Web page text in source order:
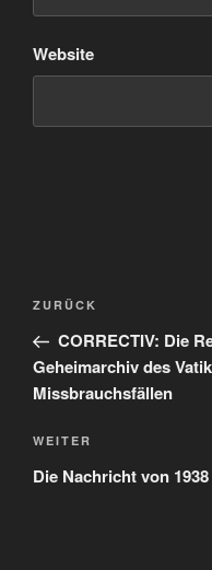
Website
Beitragsnavigation
Vorheriger
Beitrag
ZURÜCK
CORRECTIV: Die
Geheimarchiv des
Missbrauchsfällen
Nächster
Beitrag
WEITER
Die Nachricht von